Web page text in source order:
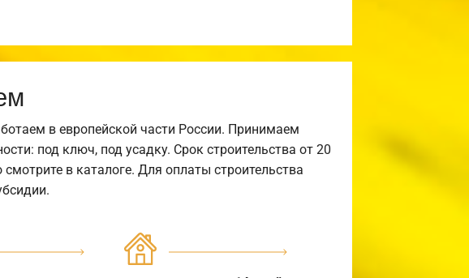
в европейской части России. Принимаем
под ключ, под усадку. Срок строительства от 20
в каталоге. Для оплаты строительства